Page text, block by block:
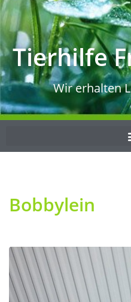
Tierhilfe
Wir erhalten
Bobbylein